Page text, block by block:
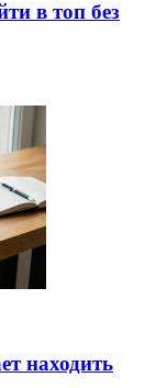
в топ без
находить